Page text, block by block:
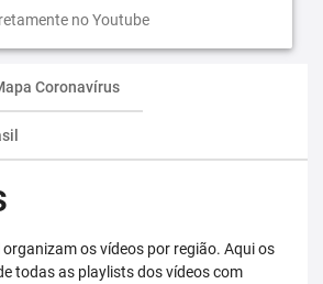
no Youtube
Coronavírus
os vídeos por região. Aqui os
todas as playlists dos vídeos com